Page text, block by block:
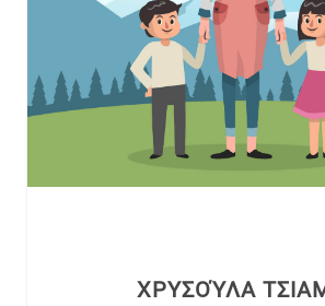
ΧΡΥΣΟΎΛΑ